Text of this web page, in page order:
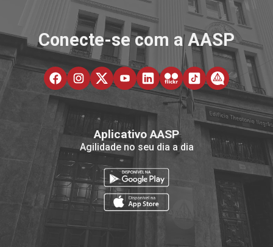
Conecte-se com a AASP
Aplicativo AASP
Agilidade no seu dia a dia